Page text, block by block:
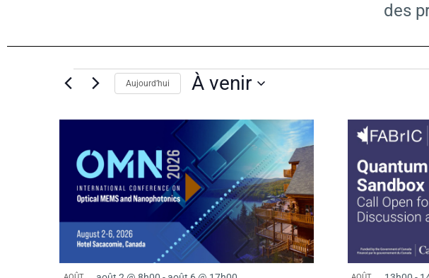
des
Évènements
Aujourd’hui À venir
e
c
t
i
o
n
s
t